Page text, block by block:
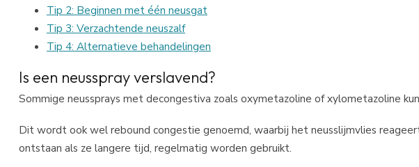
Tip 2: Beginnen met één neusgat
Tip 3: Verzachtende neuszalf
Tip 4: Alternatieve behandelingen
Is een neusspray verslavend?
Sommige neussprays met decongestiva zoals oxymetazoline of xylometazoline
Dit wordt ook wel rebound congestie genoemd, waarbij het neusslijmvlies
ontstaan als ze langere tijd, regelmatig worden gebruikt.